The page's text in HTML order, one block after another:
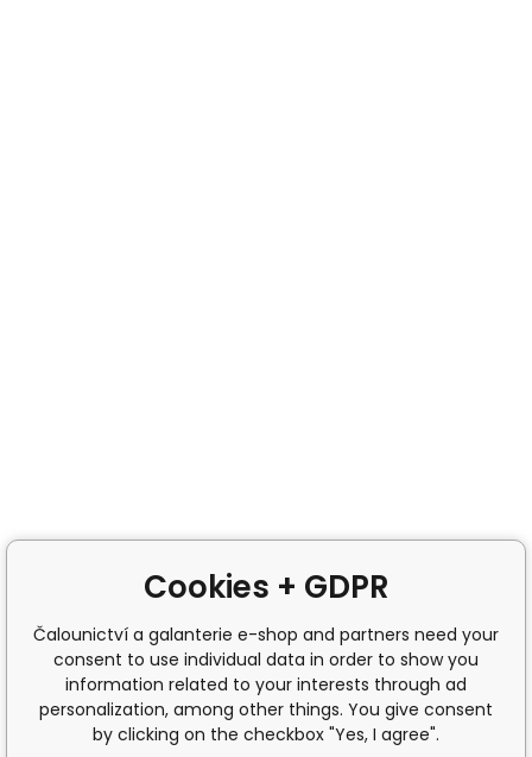
Cookies + GDPR
Čalounictví a galanterie e-shop and partners need your
consent to use individual data in order to show you
information related to your interests through ad
personalization, among other things. You give consent
by clicking on the checkbox "Yes, I agree".